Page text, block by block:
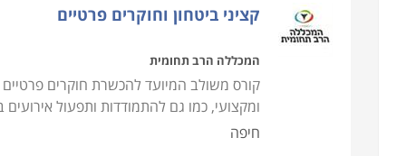
יכולת זו כמו גם יכולות נוספות, נלמדות
למתחילים מיועד בעיקר לעובדים בעבודות
באחזקה ושימוש בנשק, ירי במגוון מצבים, יום,
טכניקות מתקדמות, פיתוח ראייה מערכתית, ניתוח
למי מתאים הקורס
קציני ביטחון וחוקרים פרטיים
המכללה הרב תחומית
קורס משולב המיועד להכשרת חוקרים פרטיים
ומקצועי, כמו גם להתמודדות ותפעול
חיפה